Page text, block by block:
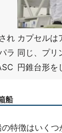
れ
ラ
カプセルは
同じ、プリ
円錐台形を
船
特徴はいく